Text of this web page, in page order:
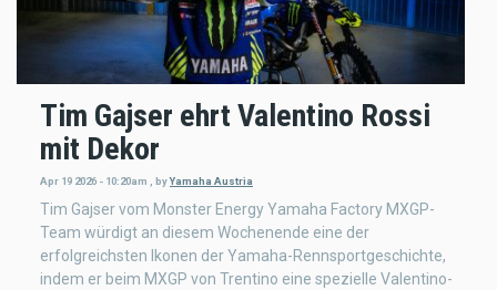
Tim Gajser ehrt Valentino Rossi
mit Dekor
Apr 19 2026 - 10:20am , byYamaha Austria
Tim Gajser vom Monster Energy Yamaha Factory MXGP-
Team würdigt an diesem Wochenende eine der
erfolgreichsten Ikonen der Yamaha-Rennsportgeschichte,
indem er beim MXGP von Trentino eine spezielle Valentino-